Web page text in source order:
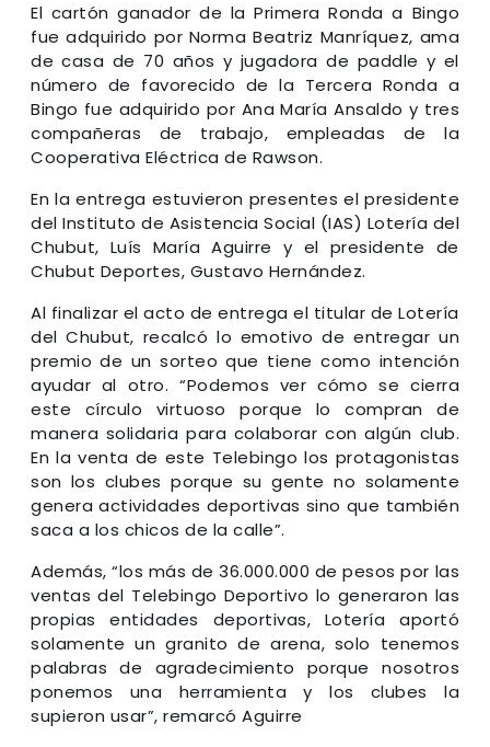
El cartón ganador de la Primera Ronda a Bingo
fue adquirido por Norma Beatriz Manríquez, ama
de casa de 70 años y jugadora de paddle y el
número de favorecido de la Tercera Ronda a
Bingo fue adquirido por Ana María Ansaldo y tres
compañeras de trabajo, empleadas de la
Cooperativa Eléctrica de Rawson.
En la entrega estuvieron presentes el presidente
del Instituto de Asistencia Social (IAS) Lotería del
Chubut, Luís María Aguirre y el presidente de
Chubut Deportes, Gustavo Hernández.
Al finalizar el acto de entrega el titular de Lotería
del Chubut, recalcó lo emotivo de entregar un
premio de un sorteo que tiene como intención
ayudar al otro. “Podemos ver cómo se cierra
este círculo virtuoso porque lo compran de
manera solidaria para colaborar con algún club.
En la venta de este Telebingo los protagonistas
son los clubes porque su gente no solamente
genera actividades deportivas sino que también
saca a los chicos de la calle”.
Además, “los más de 36.000.000 de pesos por las
ventas del Telebingo Deportivo lo generaron las
propias entidades deportivas, Lotería aportó
solamente un granito de arena, solo tenemos
palabras de agradecimiento porque nosotros
ponemos una herramienta y los clubes la
supieron usar”, remarcó Aguirre